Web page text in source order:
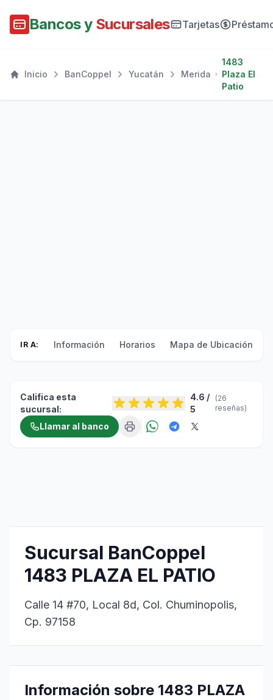
Bancos y Sucursales Tarjetas
Inicio BanCoppel Yucatán Merida
1483
Plaza El
Patio
IR A: Información Horarios Mapa de Ubicación
Califica esta
sucursal:
4.6 /
5
(26
reseñas)
Llamar al banco
Sucursal BanCoppel
1483 PLAZA EL PATIO
Calle 14 #70, Local 8d, Col. Chuminopolis,
Cp. 97158
Información sobre 1483 PLAZA